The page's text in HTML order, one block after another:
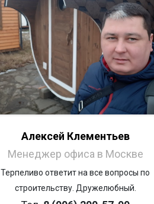
Алексей Клементьев
Менеджер офиса в Москве
Терпеливо ответит на все вопросы по
строительству. Дружелюбный.